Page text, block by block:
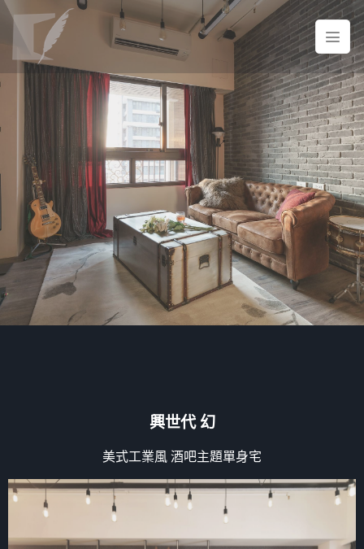
興世代 幻
美式工業風 酒吧主題單身宅